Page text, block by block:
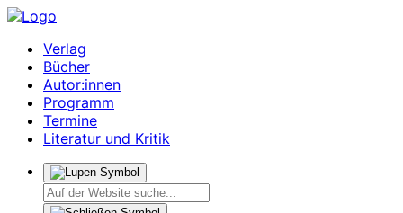
Verlag
Bücher
Autor:innen
Programm
Termine
Literatur und Kritik